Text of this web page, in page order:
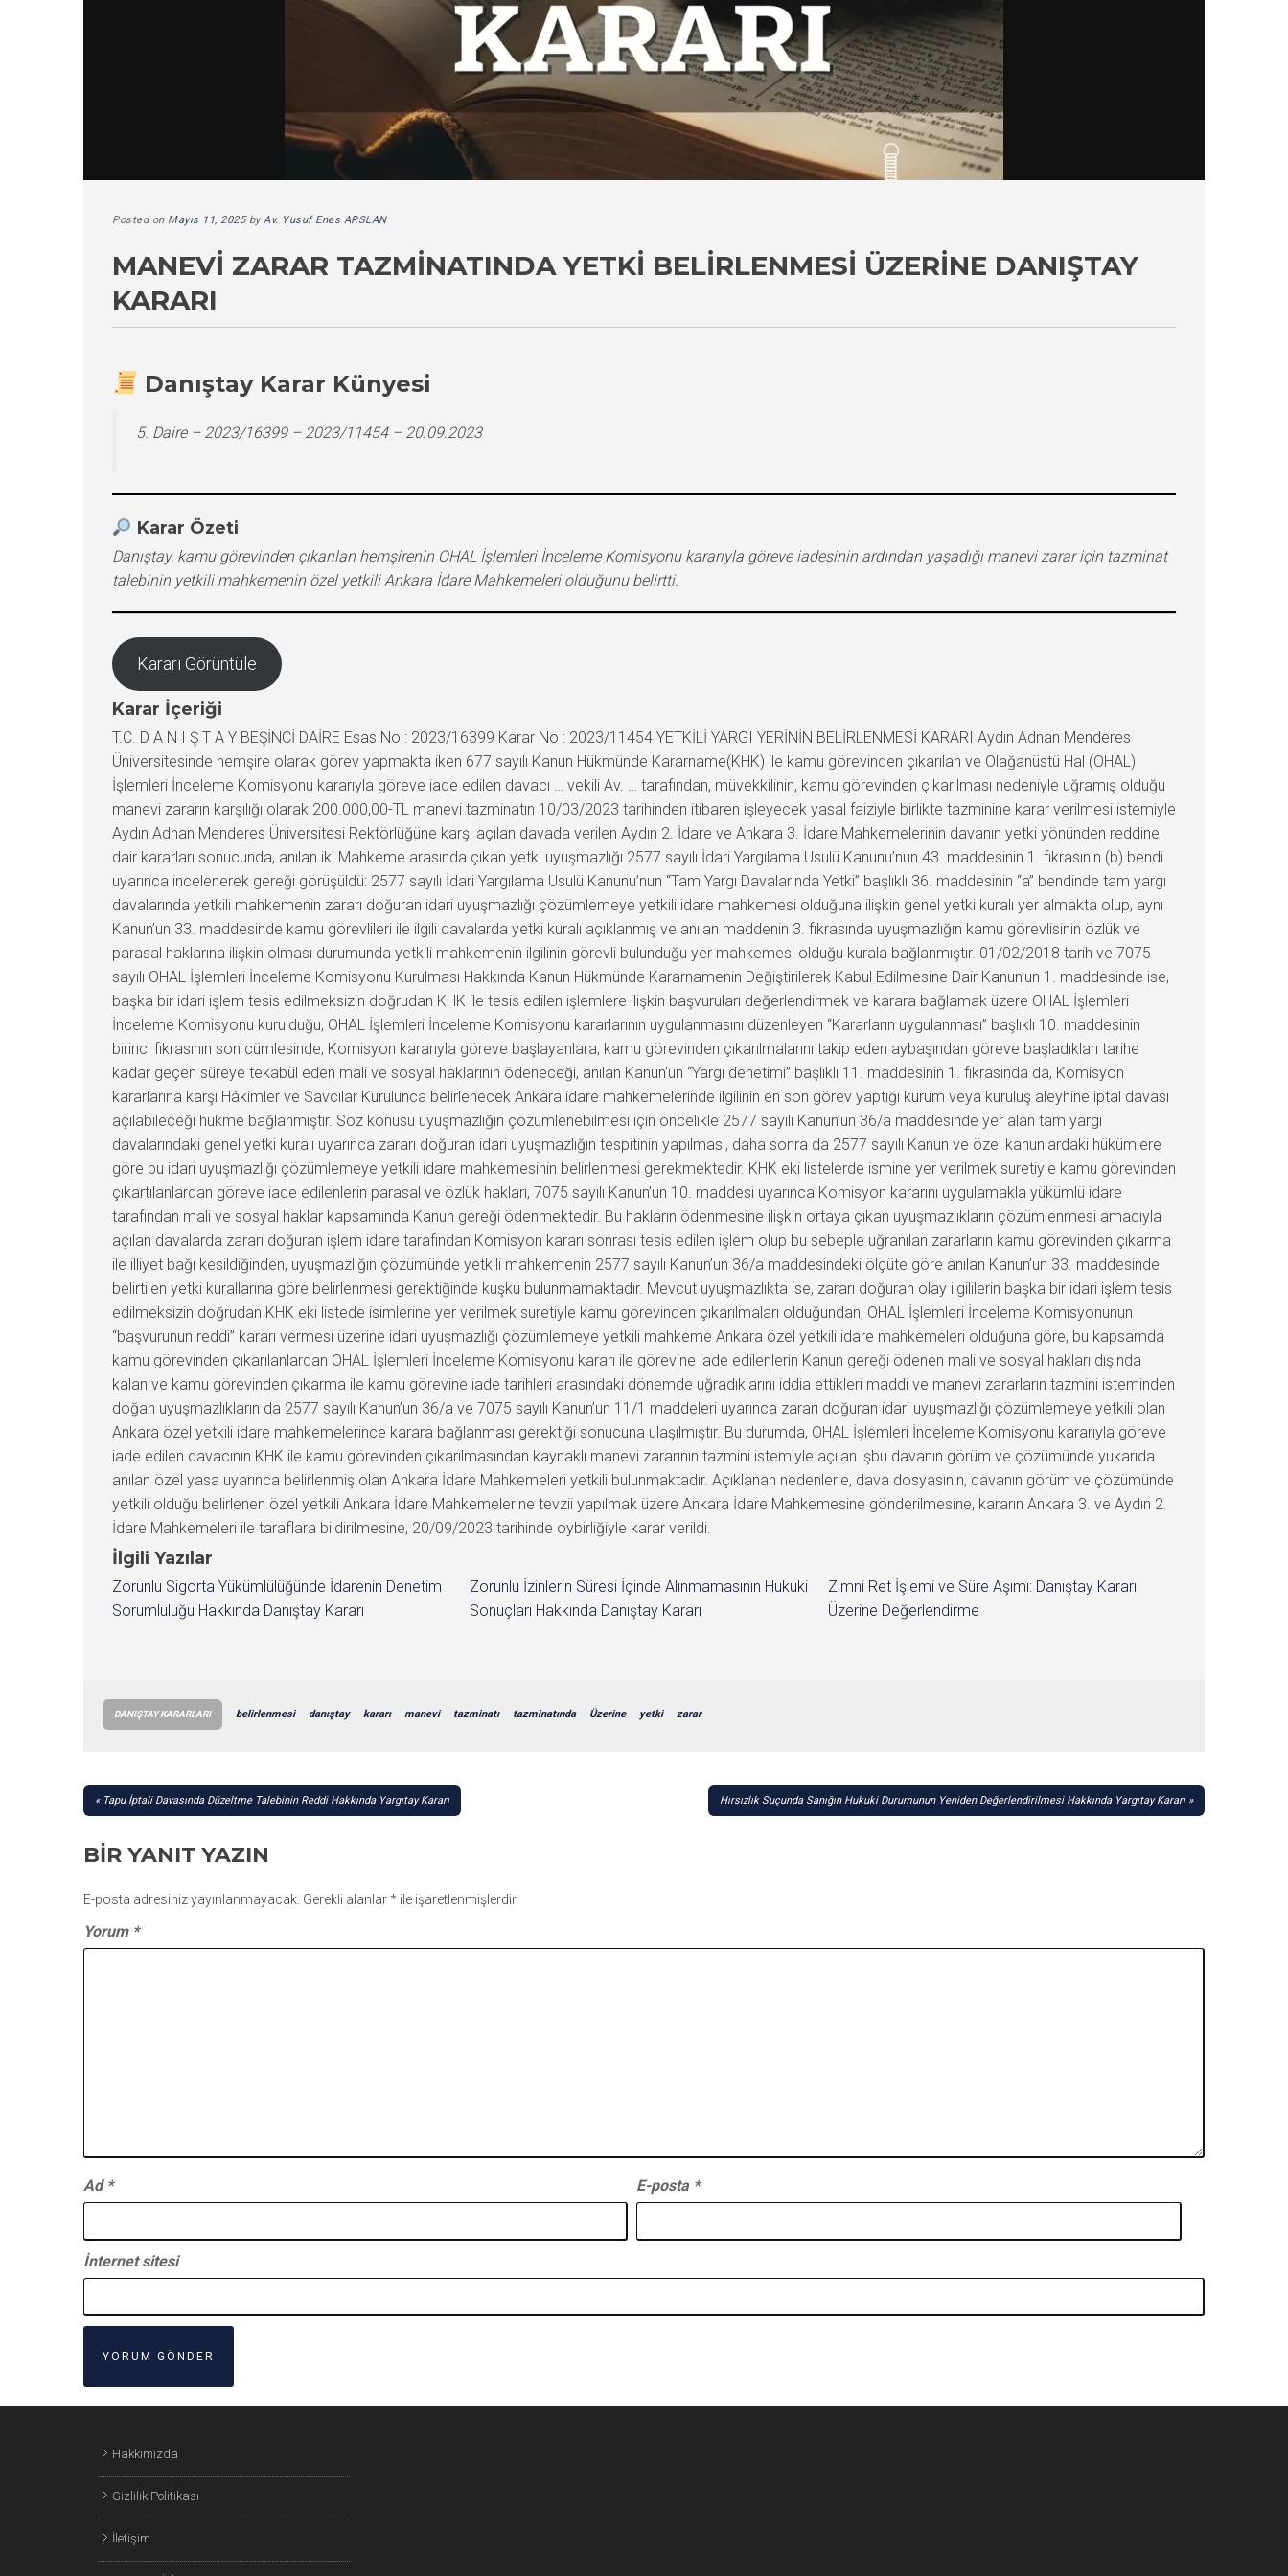
Posted on Mayıs 11, 2025byAv. Yusuf Enes ARSLAN
MANEVI ZARAR TAZMINATINDA YETKI BELIRLENMESI ÜZERINE DANIŞTAY
KARARI
Danıştay Karar Künyesi
5. Daire – 2023/16399 – 2023/11454 – 20.09.2023
Karar Özeti
Danıştay, kamu görevinden çıkarılan hemşirenin OHAL İşlemleri İnceleme Komisyonu kararıyla göreve iadesinin ardından yaşadığı manevi zarar için tazminat
talebinin yetkili mahkemenin özel yetkili Ankara İdare Mahkemeleri olduğunu belirtti.
Kararı Görüntüle
Karar İçeriği
T.C. D A N I Ş T A Y BEŞİNCİ DAİRE Esas No : 2023/16399 Karar No : 2023/11454 YETKİLİ YARGI YERİNİN BELİRLENMESİ KARARI Aydın Adnan Menderes
Üniversitesinde hemşire olarak görev yapmakta iken 677 sayılı Kanun Hükmünde Kararname(KHK) ile kamu görevinden çıkarılan ve Olağanüstü Hal (OHAL)
İşlemleri İnceleme Komisyonu kararıyla göreve iade edilen davacı … vekili Av. … tarafından, müvekkilinin, kamu görevinden çıkarılması nedeniyle uğramış olduğu
manevi zararın karşılığı olarak 200.000,00-TL manevi tazminatın 10/03/2023 tarihinden itibaren işleyecek yasal faiziyle birlikte tazminine karar verilmesi istemiyle
Aydın Adnan Menderes Üniversitesi Rektörlüğüne karşı açılan davada verilen Aydın 2. İdare ve Ankara 3. İdare Mahkemelerinin davanın yetki yönünden reddine
dair kararları sonucunda, anılan iki Mahkeme arasında çıkan yetki uyuşmazlığı 2577 sayılı İdari Yargılama Usulü Kanunu’nun 43. maddesinin 1. fıkrasının (b) bendi
uyarınca incelenerek gereği görüşüldü: 2577 sayılı İdari Yargılama Usulü Kanunu’nun “Tam Yargı Davalarında Yetki” başlıklı 36. maddesinin “a” bendinde tam yargı
davalarında yetkili mahkemenin zararı doğuran idari uyuşmazlığı çözümlemeye yetkili idare mahkemesi olduğuna ilişkin genel yetki kuralı yer almakta olup, aynı
Kanun’un 33. maddesinde kamu görevlileri ile ilgili davalarda yetki kuralı açıklanmış ve anılan maddenin 3. fıkrasında uyuşmazlığın kamu görevlisinin özlük ve
parasal haklarına ilişkin olması durumunda yetkili mahkemenin ilgilinin görevli bulunduğu yer mahkemesi olduğu kurala bağlanmıştır. 01/02/2018 tarih ve 7075
sayılı OHAL İşlemleri İnceleme Komisyonu Kurulması Hakkında Kanun Hükmünde Kararnamenin Değiştirilerek Kabul Edilmesine Dair Kanun’un 1. maddesinde ise,
başka bir idari işlem tesis edilmeksizin doğrudan KHK ile tesis edilen işlemlere ilişkin başvuruları değerlendirmek ve karara bağlamak üzere OHAL İşlemleri
İnceleme Komisyonu kurulduğu, OHAL İşlemleri İnceleme Komisyonu kararlarının uygulanmasını düzenleyen “Kararların uygulanması” başlıklı 10. maddesinin
birinci fıkrasının son cümlesinde, Komisyon kararıyla göreve başlayanlara, kamu görevinden çıkarılmalarını takip eden aybaşından göreve başladıkları tarihe
kadar geçen süreye tekabül eden mali ve sosyal haklarının ödeneceği, anılan Kanun’un “Yargı denetimi” başlıklı 11. maddesinin 1. fıkrasında da, Komisyon
kararlarına karşı Hâkimler ve Savcılar Kurulunca belirlenecek Ankara idare mahkemelerinde ilgilinin en son görev yaptığı kurum veya kuruluş aleyhine iptal davası
açılabileceği hükme bağlanmıştır. Söz konusu uyuşmazlığın çözümlenebilmesi için öncelikle 2577 sayılı Kanun’un 36/a maddesinde yer alan tam yargı
davalarındaki genel yetki kuralı uyarınca zararı doğuran idari uyuşmazlığın tespitinin yapılması, daha sonra da 2577 sayılı Kanun ve özel kanunlardaki hükümlere
göre bu idari uyuşmazlığı çözümlemeye yetkili idare mahkemesinin belirlenmesi gerekmektedir. KHK eki listelerde ismine yer verilmek suretiyle kamu görevinden
çıkartılanlardan göreve iade edilenlerin parasal ve özlük hakları, 7075 sayılı Kanun’un 10. maddesi uyarınca Komisyon kararını uygulamakla yükümlü idare
tarafından mali ve sosyal haklar kapsamında Kanun gereği ödenmektedir. Bu hakların ödenmesine ilişkin ortaya çıkan uyuşmazlıkların çözümlenmesi amacıyla
açılan davalarda zararı doğuran işlem idare tarafından Komisyon kararı sonrası tesis edilen işlem olup bu sebeple uğranılan zararların kamu görevinden çıkarma
ile illiyet bağı kesildiğinden, uyuşmazlığın çözümünde yetkili mahkemenin 2577 sayılı Kanun’un 36/a maddesindeki ölçüte göre anılan Kanun’un 33. maddesinde
belirtilen yetki kurallarına göre belirlenmesi gerektiğinde kuşku bulunmamaktadır. Mevcut uyuşmazlıkta ise, zararı doğuran olay ilgililerin başka bir idari işlem tesis
edilmeksizin doğrudan KHK eki listede isimlerine yer verilmek suretiyle kamu görevinden çıkarılmaları olduğundan, OHAL İşlemleri İnceleme Komisyonunun
“başvurunun reddi” kararı vermesi üzerine idari uyuşmazlığı çözümlemeye yetkili mahkeme Ankara özel yetkili idare mahkemeleri olduğuna göre, bu kapsamda
kamu görevinden çıkarılanlardan OHAL İşlemleri İnceleme Komisyonu kararı ile görevine iade edilenlerin Kanun gereği ödenen mali ve sosyal hakları dışında
kalan ve kamu görevinden çıkarma ile kamu görevine iade tarihleri arasındaki dönemde uğradıklarını iddia ettikleri maddi ve manevi zararların tazmini isteminden
doğan uyuşmazlıkların da 2577 sayılı Kanun’un 36/a ve 7075 sayılı Kanun’un 11/1 maddeleri uyarınca zararı doğuran idari uyuşmazlığı çözümlemeye yetkili olan
Ankara özel yetkili idare mahkemelerince karara bağlanması gerektiği sonucuna ulaşılmıştır. Bu durumda, OHAL İşlemleri İnceleme Komisyonu kararıyla göreve
iade edilen davacının KHK ile kamu görevinden çıkarılmasından kaynaklı manevi zararının tazmini istemiyle açılan işbu davanın görüm ve çözümünde yukarıda
anılan özel yasa uyarınca belirlenmiş olan Ankara İdare Mahkemeleri yetkili bulunmaktadır. Açıklanan nedenlerle, dava dosyasının, davanın görüm ve çözümünde
yetkili olduğu belirlenen özel yetkili Ankara İdare Mahkemelerine tevzii yapılmak üzere Ankara İdare Mahkemesine gönderilmesine, kararın Ankara 3. ve Aydın 2.
İdare Mahkemeleri ile taraflara bildirilmesine, 20/09/2023 tarihinde oybirliğiyle karar verildi.
İlgili Yazılar
Zorunlu Sigorta Yükümlülüğünde İdarenin Denetim
Sorumluluğu Hakkında Danıştay Kararı
Zorunlu İzinlerin Süresi İçinde Alınmamasının Hukuki
Sonuçları Hakkında Danıştay Kararı
Zımni Ret İşlemi ve Süre Aşımı: Danıştay Kararı
Üzerine Değerlendirme
DANIŞTAY KARARLARI belirlenmesi danıştay kararı manevi tazminatı tazminatında Üzerine yetki zarar
YAZI
Tapu İptali Davasında Düzeltme Talebinin Reddi Hakkında Yargıtay Kararı Hırsızlık Suçunda Sanığın Hukuki Durumunun Yeniden Değerlendirilmesi Hakkında Yargıtay Kararı
BIR YANIT YAZIN
E-posta adresiniz yayınlanmayacak. Gerekli alanlar* ile işaretlenmişlerdir
Yorum *
Ad * E-posta *
İnternet sitesi
Hakkımızda
Gizlilik Politikası
İletişim